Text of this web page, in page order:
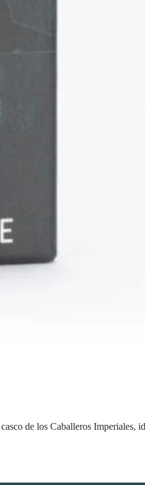
de los Caballeros Imperiales,